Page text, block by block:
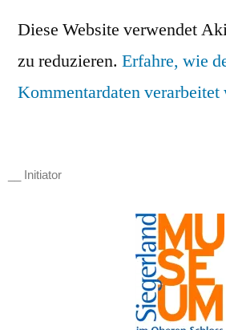
Diese Website verwendet
zu reduzieren. Erfahre, wie
Kommentardaten verarbeitet
__ Initiator